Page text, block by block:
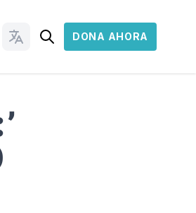
Cambiar idiomaDONA AHORA